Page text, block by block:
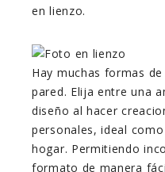
en lienzo.
Hay muchas formas
pared. Elija entre una
diseño al hacer
personales, ideal
hogar. Permitiendo
formato de manera